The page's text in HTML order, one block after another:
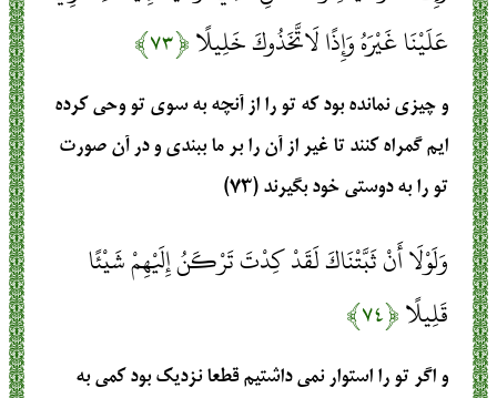
عَلَيْنَا غَيْرَهُ وَإِذًا لَاتَّخَذُوكَ خَلِيلًا﴿۷۳﴾
و چيزى نمانده بود كه تو را از آنچه به سوى تو وحى كرده‏
ايم گمراه كنند تا غير از آن را بر ما ببندى و در آن صورت
تو را به دوستى خود بگيرند (۷۳)
وَلَوْلَا أَنْ ثَبَّتْنَاكَ لَقَدْ كِدْتَ تَرْكَنُ إِلَيْهِمْ شَيْئًا
قَلِيلًا﴿۷۴﴾
و اگر تو را استوار نمى‏ داشتيم قطعا نزديك بود كمى به